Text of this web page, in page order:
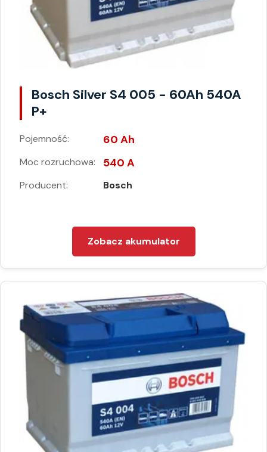
Bosch Silver S4 005 - 60Ah 540A
P+
Pojemność: 60 Ah
Moc rozruchowa: 540 A
Producent: Bosch
Zobacz akumulator